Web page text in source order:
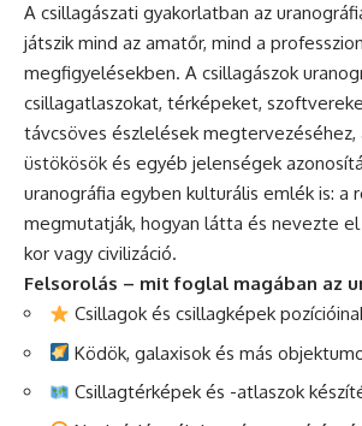
A csillagászati gyakorlatban az
játszik mind az amatőr, mind a
megfigyelésekben. A csillagászok
csillagatlaszokat, térképeket,
távcsöves észlelések megtervezéséhez,
üstökösök és egyéb jelenségek
uranográfia egyben kulturális emlék is: a
megmutatják, hogyan látta és nevezte
kor vagy civilizáció.
Felsorolás – mit foglal magában az
Csillagok és csillagképek
Ködök, galaxisok és más
Csillagtérképek és -atlaszok